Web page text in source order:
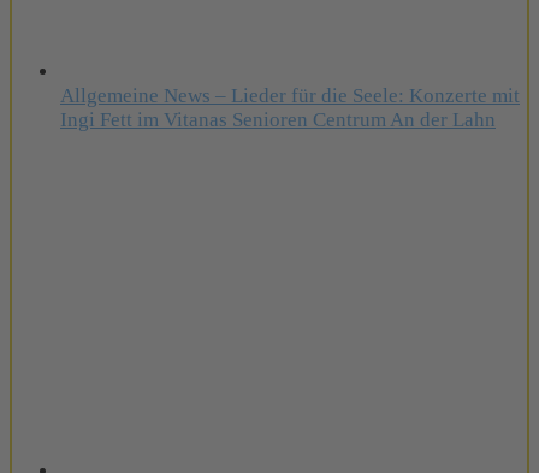
Allgemeine News – Lieder für die Seele: Konzerte mit
Ingi Fett im Vitanas Senioren Centrum An der Lahn